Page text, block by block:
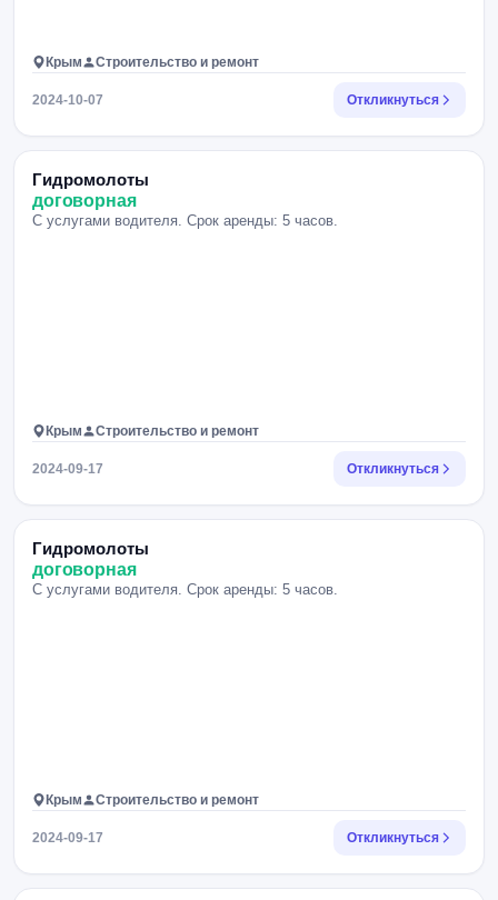
Крым Строительство и ремонт
2024-10-07 Откликнуться
Гидромолоты
договорная
С услугами водителя. Срок аренды: 5 часов.
Крым Строительство и ремонт
2024-09-17 Откликнуться
Гидромолоты
договорная
С услугами водителя. Срок аренды: 5 часов.
Крым Строительство и ремонт
2024-09-17 Откликнуться